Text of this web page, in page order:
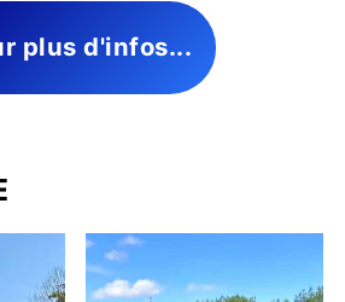
plus d'infos...